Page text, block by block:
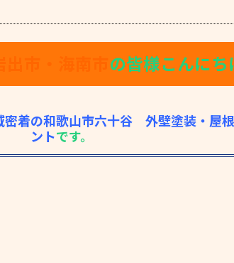
の皆様こんに
密着の和歌山市六十谷 外壁塗装・屋
ントです。